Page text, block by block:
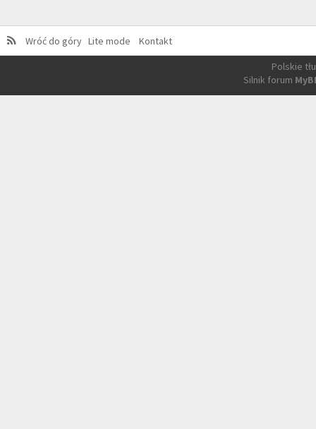
Wróć do góry Lite mode
Kontakt
Polskie
Silnik forum